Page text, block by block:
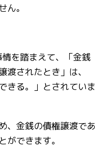
ん。
を踏まえて、「金銭
渡されたとき」は、
きる。」とされていま
、金銭の債権譲渡であ
ができます。